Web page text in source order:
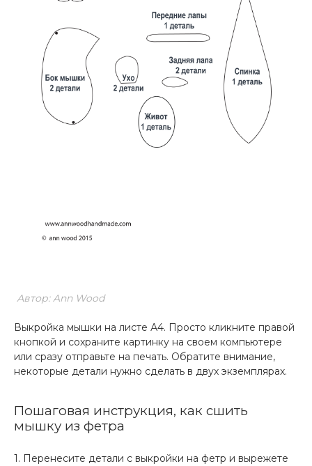
Автор: Ann Wood
Выкройка мышки на листе А4. Просто кликните правой
кнопкой и сохраните картинку на своем компьютере
или сразу отправьте на печать. Обратите внимание,
некоторые детали нужно сделать в двух экземплярах.
Пошаговая инструкция, как сшить
мышку из фетра
1. Перенесите детали с выкройки на фетр и вырежете